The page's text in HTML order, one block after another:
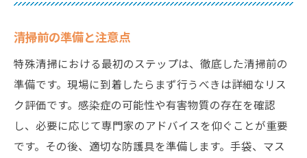
清掃前の準備と注意点
特殊清掃における最初のステップは、徹底した清掃前の
準備です。現場に到着したらまず行うべきは詳細なリス
ク評価です。感染症の可能性や有害物質の存在を確認
し、必要に応じて専門家のアドバイスを仰ぐことが重要
です。その後、適切な防護具を準備します。手袋、マス